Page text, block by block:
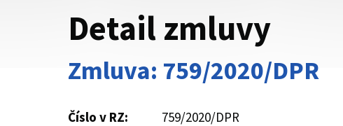
Detail zmluvy
Zmluva: 759/2020/DPR
Číslo v RZ:
759/2020/DPR